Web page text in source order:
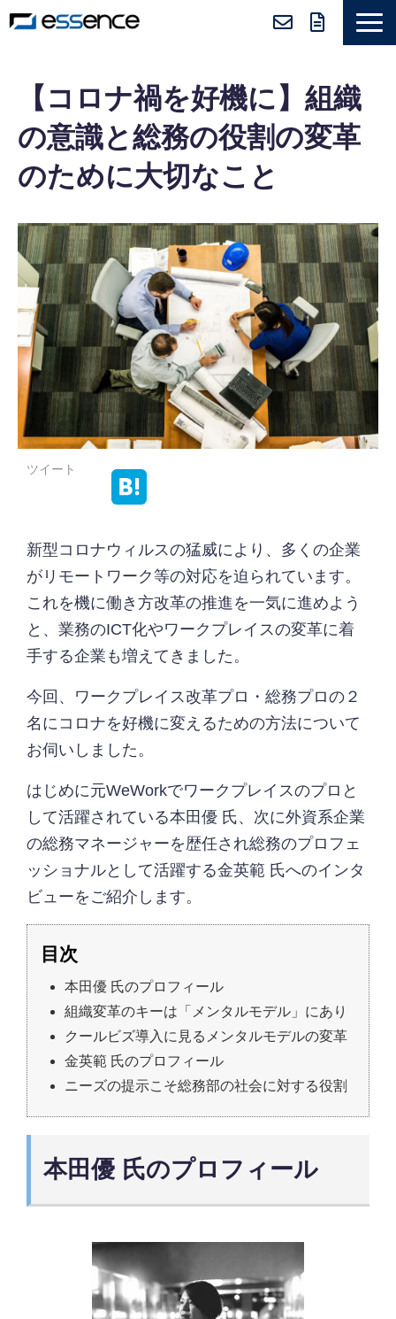
サービス紹介
ニュース＆トピックス
会社紹介
導入事例
採用情報
セミナー＆コラム
【コロナ禍を好機に】組織
の意識と総務の役割の変革
のために大切なこと
ツイート
新型コロナウィルスの猛威により、多くの企業
がリモートワーク等の対応を迫られています。
これを機に働き方改革の推進を一気に進めよう
と、業務のICT化やワークプレイスの変革に着
手する企業も増えてきました。
今回、ワークプレイス改革プロ・総務プロの２
名にコロナを好機に変えるための方法について
お伺いしました。
はじめに元WeWorkでワークプレイスのプロと
して活躍されている本田優 氏、次に外資系企業
の総務マネージャーを歴任され総務のプロフェ
ッショナルとして活躍する金英範 氏へのインタ
ビューをご紹介します。
本田優 氏のプロフィール
組織変革のキーは「メンタルモデル」にあり
クールビズ導入に見るメンタルモデルの変革
金英範 氏のプロフィール
ニーズの提示こそ総務部の社会に対する役割
本田優 氏のプロフィール